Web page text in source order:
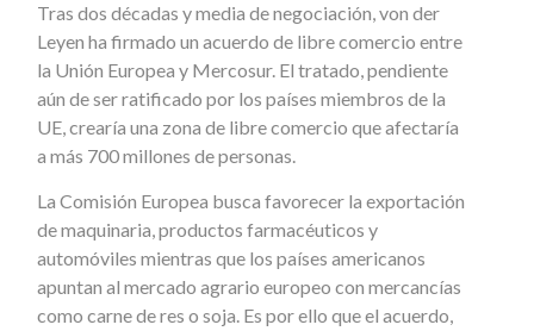
Tras dos décadas y media de negociación, von der
Leyen ha firmado un acuerdo de libre comercio entre
la Unión Europea y Mercosur. El tratado, pendiente
aún de ser ratificado por los países miembros de la
UE, crearía una zona de libre comercio que afectaría
a más 700 millones de personas.
La Comisión Europea busca favorecer la exportación
de maquinaria, productos farmacéuticos y
automóviles mientras que los países americanos
apuntan al mercado agrario europeo con mercancías
como carne de res o soja. Es por ello que el acuerdo,